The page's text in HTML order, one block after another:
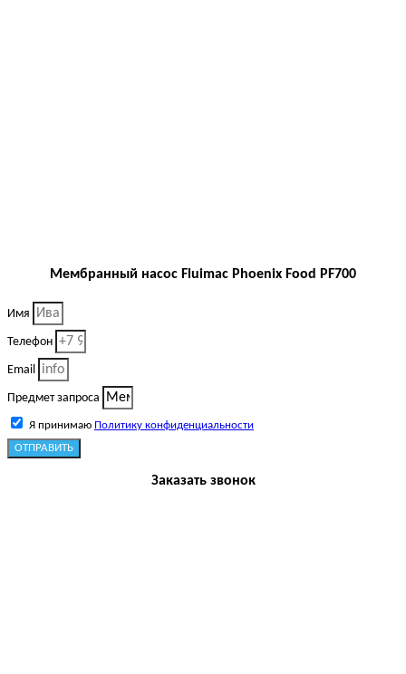
Мембранный насос Fluimac Phoenix Food PF700
Имя
Телефон
Email
Предмет запроса
Я принимаю Политику конфиденциальности
ОТПРАВИТЬ
Заказать звонок